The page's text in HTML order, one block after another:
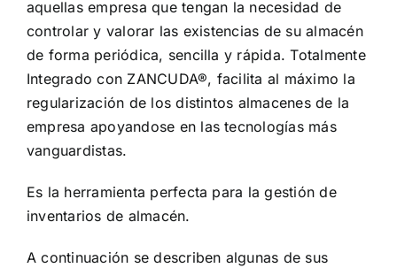
aquellas empresa que tengan la necesidad de
controlar y valorar las existencias de su almacén
de forma periódica, sencilla y rápida. Totalmente
Integrado con ZANCUDA®, facilita al máximo la
regularización de los distintos almacenes de la
empresa apoyandose en las tecnologías más
vanguardistas.
Es la herramienta perfecta para la gestión de
inventarios de almacén.
A continuación se describen algunas de sus